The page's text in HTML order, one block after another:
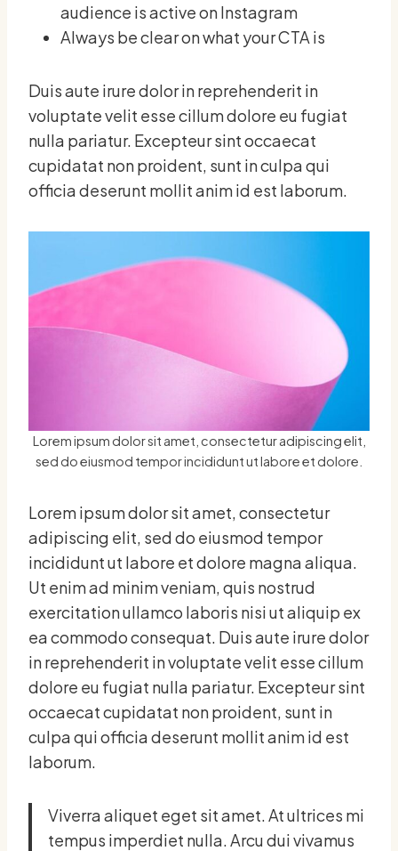
audience is active on Instagram
Always be clear on what your CTA is
Duis aute irure dolor in reprehenderit in
voluptate velit esse cillum dolore eu fugiat
nulla pariatur. Excepteur sint occaecat
cupidatat non proident, sunt in culpa qui
officia deserunt mollit anim id est laborum.
Lorem ipsum dolor sit amet, consectetur adipiscing elit,
sed do eiusmod tempor incididunt ut labore et dolore.
Lorem ipsum dolor sit amet, consectetur
adipiscing elit, sed do eiusmod tempor
incididunt ut labore et dolore magna aliqua.
Ut enim ad minim veniam, quis nostrud
exercitation ullamco laboris nisi ut aliquip ex
ea commodo consequat. Duis aute irure dolor
in reprehenderit in voluptate velit esse cillum
dolore eu fugiat nulla pariatur. Excepteur sint
occaecat cupidatat non proident, sunt in
culpa qui officia deserunt mollit anim id est
laborum.
Viverra aliquet eget sit amet. At ultrices mi
tempus imperdiet nulla. Arcu dui vivamus